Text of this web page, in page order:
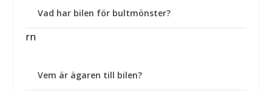
Vad har bilen för bultmönster?
rn
Vem är ägaren till bilen?